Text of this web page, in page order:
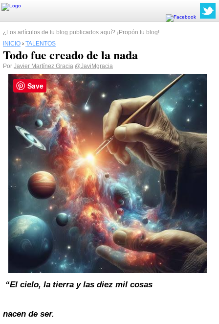
¿Los artículos de tu blog publicados aquí? ¡Propón tu blog!
INICIO › TALENTOS
Todo fue creado de la nada
Por Javier Martínez Gracia @JaviMgracia
“El cielo, la tierra y las diez mil cosas
nacen de ser.
Save